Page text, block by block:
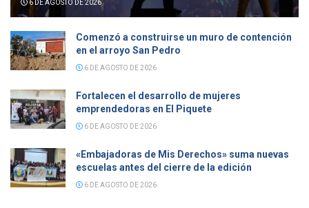
6 DE AGOSTO DE 2026
Comenzó a construirse un muro de contención
en el arroyo San Pedro
6 DE AGOSTO DE 2026
Fortalecen el desarrollo de mujeres
emprendedoras en El Piquete
6 DE AGOSTO DE 2026
«Embajadoras de Mis Derechos» suma nuevas
escuelas antes del cierre de la edición
6 DE AGOSTO DE 2026